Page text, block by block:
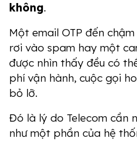
không.
Một email OTP đến
rơi vào spam hay một
được nhìn thấy đều có
phí vận hành, cuộc gọi
bỏ lỡ.
Đó là lý do Telecom cần
như một phần của hệ